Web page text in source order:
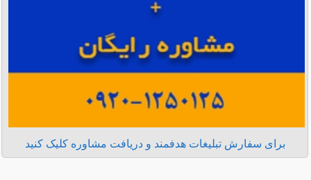
برای سفارش تبلیغات هدفمند و دریافت مشاوره کلیک کنید